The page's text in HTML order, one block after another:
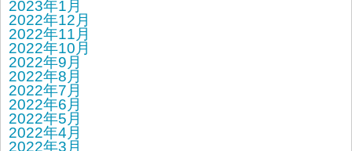
2023年1月
2022年12月
2022年11月
2022年10月
2022年9月
2022年8月
2022年7月
2022年6月
2022年5月
2022年4月
2022年3月